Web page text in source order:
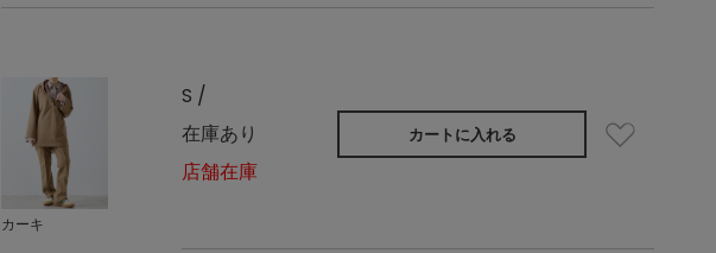
カーキ
S /
在庫あり
店舗在庫
カートに入れる